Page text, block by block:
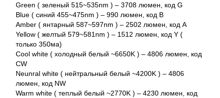
Green ( зеленый 515~535nm ) – 3708 люмен, код G
Blue ( синий 455~475nm ) – 990 люмен, код B
Amber ( янтарный 587~597nm ) – 2502 люмен, код A
Yellow ( желтый 579~581nm ) – 1512 люмен, код Y (
только 350ма)
Cool white ( холодный белый ~6650K ) – 4806 люмен, код
CW
Neunral white ( нейтральный белый ~4200K ) – 4806
люмен, код NW
Warm white ( теплый белый ~2770K ) – 4230 люмен, код